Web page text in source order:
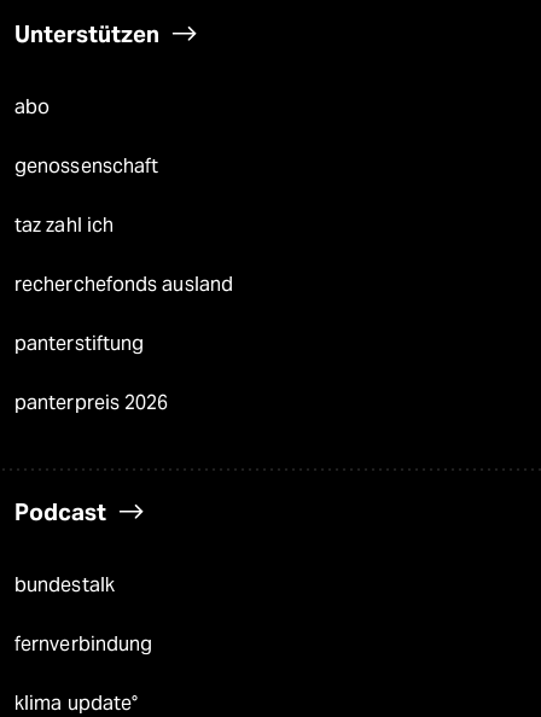
Unterstützen
abo
genossenschaft
taz zahl ich
recherchefonds ausland
panterstiftung
panterpreis 2026
Podcast
bundestalk
fernverbindung
klima update°